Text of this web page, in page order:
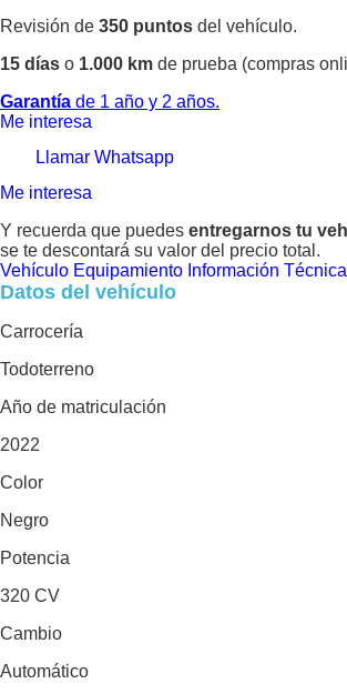
Revisión de 350 puntos del vehículo.
15 días o 1.000 km de prueba (compras
Garantía de 1 año y 2 años.
Me interesa
Llamar Whatsapp
Me interesa
Y recuerda que puedes entregarnos tu
se te descontará su valor del precio total.
Vehículo Equipamiento Información Técnica
Datos del vehículo
Carrocería
Todoterreno
Año de matriculación
2022
Color
Negro
Potencia
320 CV
Cambio
Automático